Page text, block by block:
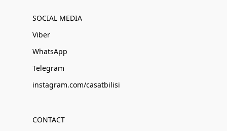
SOCIAL MEDIA
Viber
WhatsApp
Telegram
instagram.com/casatbilisi
CONTACT